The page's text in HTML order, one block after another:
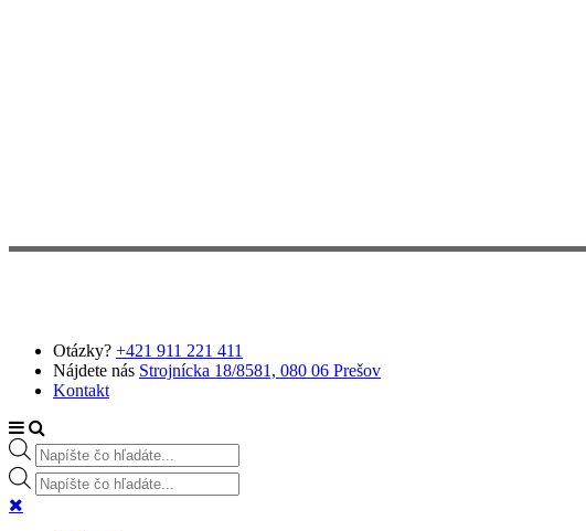
Otázky? +421 911 221 411
Nájdete nás Strojnícka 18/8581, 080 06 Prešov
Kontakt
Products search
Products search